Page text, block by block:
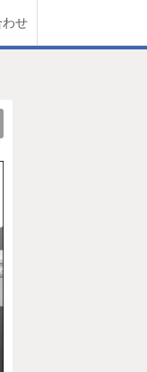
わせ